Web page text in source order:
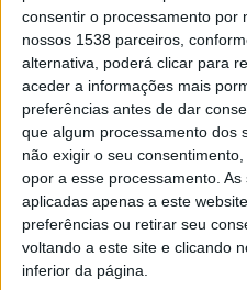
consentir o processamento por
nossos 1538 parceiros,
alternativa, poderá clicar para
aceder a informações mais
preferências antes de dar
que algum processamento dos
não exigir o seu
opor a esse processamento.
aplicadas apenas a este
preferências ou retirar seu
voltando a este site e clicando
inferior da página.
Legislativas 2022: PS
assume compromisso de
renovar duas dezenas de
USFs do distrito de Braga na
próxima legislatura